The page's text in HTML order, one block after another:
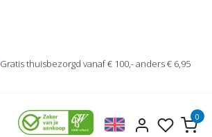
Gratis thuisbezorgd vanaf € 100,- anders € 6,95
0